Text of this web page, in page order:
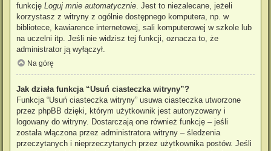
funkcję Loguj mnie automatycznie . Jest to niezalecane, jeżeli
korzystasz z witryny z ogólnie dostępnego komputera, np. w
bibliotece, kawiarence internetowej, sali komputerowej w szkole lub
na uczelni itp. Jeśli nie widzisz tej funkcji, oznacza to, że
administrator ją wyłączył.
Na górę
Jak działa funkcja “Usuń ciasteczka witryny”?
Funkcja “Usuń ciasteczka witryny” usuwa ciasteczka utworzone
przez phpBB dzięki, którym użytkownik jest autoryzowany i
logowany do witryny. Dostarczają one również funkcję – jeśli
została włączona przez administratora witryny – śledzenia
przeczytanych i nieprzeczytanych przez użytkownika postów. Jeśli